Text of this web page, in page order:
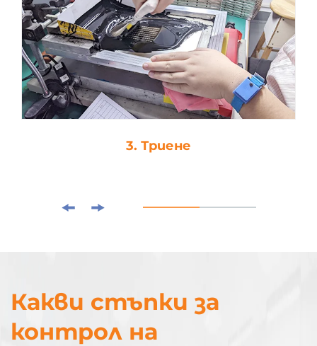
3. Триене
Какви стъпки за
контрол на